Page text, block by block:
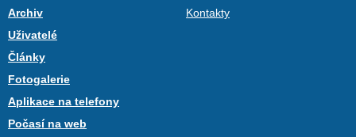
Archiv
Uživatelé
Články
Fotogalerie
Aplikace na telefony
Počasí na web
Kontakty